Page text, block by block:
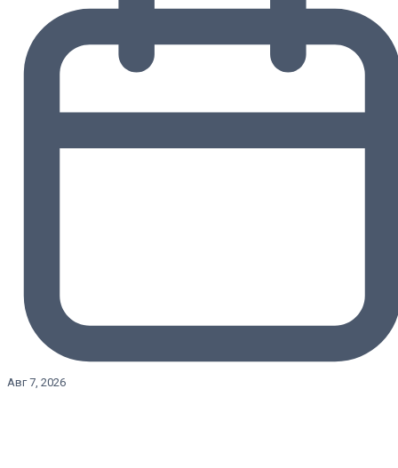
Авг 7, 2026